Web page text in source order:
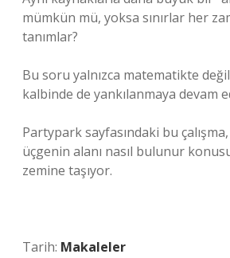
mümkün mü, yoksa sınırlar her
tanımlar?
Bu soru yalnızca matematikte
kalbinde de yankılanmaya devam
Partypark sayfasındaki bu
üçgenin alanı nasıl bulunur
zemine taşıyor.
Tarih: Makaleler